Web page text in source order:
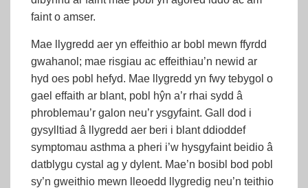
faint o amser.
Mae llygredd aer yn effeithio ar bobl mewn ffyrdd
gwahanol; mae risgiau ac effeithiau’n newid ar
hyd oes pobl hefyd. Mae llygredd yn fwy tebygol o
gael effaith ar blant, pobl hŷn a’r rhai sydd â
phroblemau’r galon neu’r ysgyfaint. Gall dod i
gysylltiad â llygredd aer beri i blant ddioddef
symptomau asthma a pheri i’w hysgyfaint beidio â
datblygu cystal ag y dylent. Mae’n bosibl bod pobl
sy’n gweithio mewn lleoedd llygredig neu’n teithio